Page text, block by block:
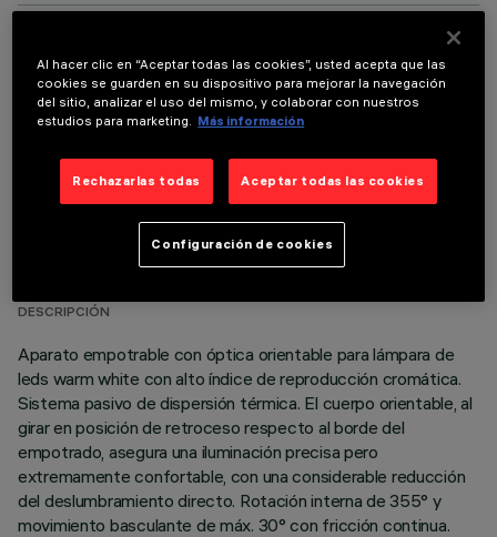
COMPONENTES OPCIONALES
DATOS TÉCNICOS
DESCRIPCIÓN
Aparato empotrable con óptica orientable para lámpara de
leds warm white con alto índice de reproducción cromática.
Sistema pasivo de dispersión térmica. El cuerpo orientable, al
girar en posición de retroceso respecto al borde del
empotrado, asegura una iluminación precisa pero
extremamente confortable, con una considerable reducción
del deslumbramiento directo. Rotación interna de 355° y
movimiento basculante de máx. 30° con fricción continua.
Al hacer clic en “Aceptar todas las cookies”, usted acepta que las
cookies se guarden en su dispositivo para mejorar la navegación
del sitio, analizar el uso del mismo, y colaborar con nuestros
estudios para marketing. Más información
Rechazarlas todas Aceptar todas las cookies
Configuración de cookies